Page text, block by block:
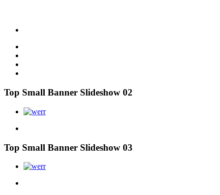
Top Small Banner Slideshow 02
Top Small Banner Slideshow 03